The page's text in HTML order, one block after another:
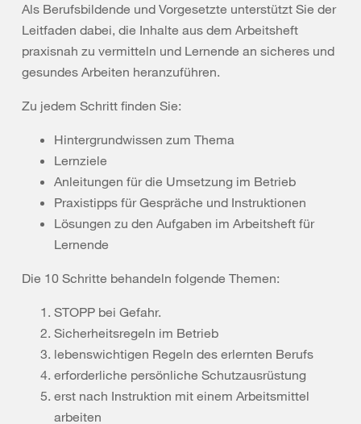
Als Berufsbildende und Vorgesetzte unterstützt Sie der
Leitfaden dabei, die Inhalte aus dem Arbeitsheft
praxisnah zu vermitteln und Lernende an sicheres und
gesundes Arbeiten heranzuführen.
Zu jedem Schritt finden Sie:
Hintergrundwissen zum Thema
Lernziele
Anleitungen für die Umsetzung im Betrieb
Praxistipps für Gespräche und Instruktionen
Lösungen zu den Aufgaben im Arbeitsheft für
Lernende
Die 10 Schritte behandeln folgende Themen:
STOPP bei Gefahr.
Sicherheitsregeln im Betrieb
lebenswichtigen Regeln des erlernten Berufs
erforderliche persönliche Schutzausrüstung
erst nach Instruktion mit einem Arbeitsmittel
arbeiten